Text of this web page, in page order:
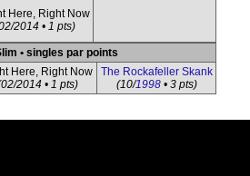
Here, Right Now
2014 • 1 pts)
• singles par points
Here, Right Now
2014 • 1 pts)
The Rockafeller Skank
(10/1998• 3 pts)